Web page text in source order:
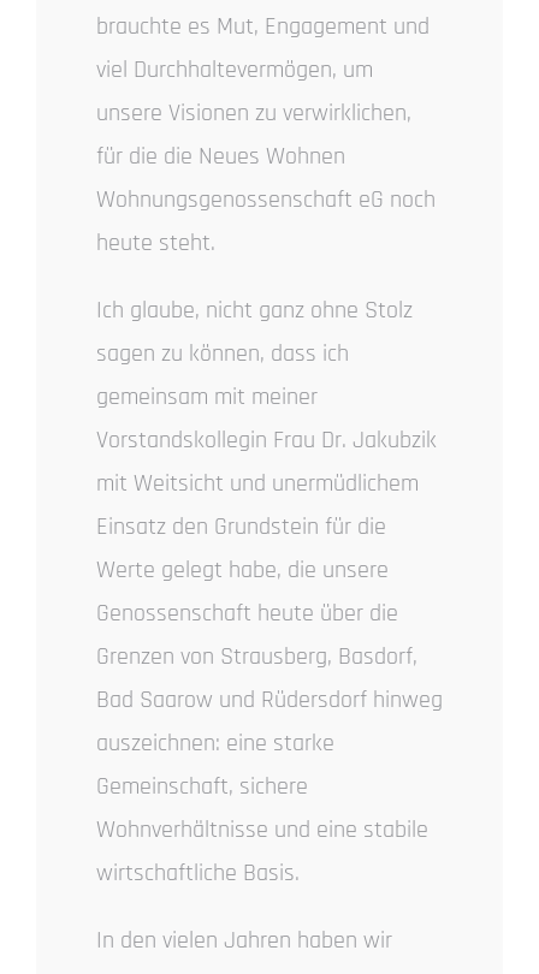
brauchte es Mut, Engagement und
viel Durchhaltevermögen, um
unsere Visionen zu verwirklichen,
für die die Neues Wohnen
Wohnungsgenossenschaft eG noch
heute steht.
Ich glaube, nicht ganz ohne Stolz
sagen zu können, dass ich
gemeinsam mit meiner
Vorstandskollegin Frau Dr. Jakubzik
mit Weitsicht und unermüdlichem
Einsatz den Grundstein für die
Werte gelegt habe, die unsere
Genossenschaft heute über die
Grenzen von Strausberg, Basdorf,
Bad Saarow und Rüdersdorf hinweg
auszeichnen: eine starke
Gemeinschaft, sichere
Wohnverhältnisse und eine stabile
wirtschaftliche Basis.
In den vielen Jahren haben wir